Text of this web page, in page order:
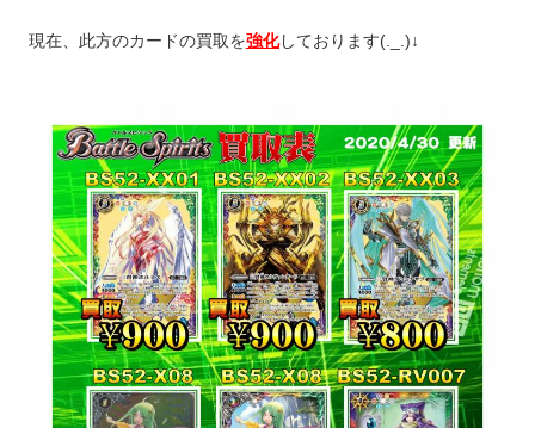
現在、 此方のカードの買取を強化しております(._.)↓